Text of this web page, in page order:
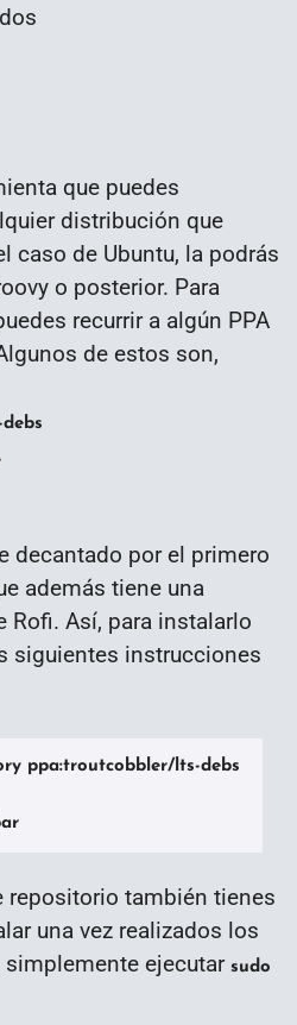
que puedes
distribución que
caso de Ubuntu, la podrás
o posterior. Para
recurrir a algún PPA
de estos son,
decantado por el primero
además tiene una
Rofi. Así, para instalarlo
siguientes instrucciones
ppa:troutcobbler/lts-debs
repositorio también tienes
una vez realizados los
ejecutar sudo